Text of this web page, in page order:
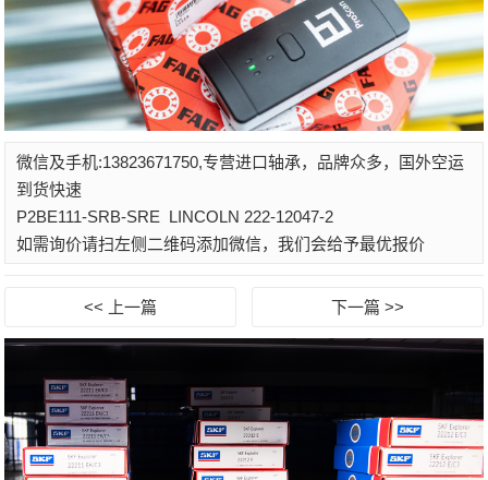
微信及手机:13823671750,专营进口轴承，品牌众多，国外空运
到货快速
P2BE111-SRB-SRE LINCOLN 222-12047-2
如需询价请扫左侧二维码添加微信，我们会给予最优报价
<< 上一篇 下一篇 >>